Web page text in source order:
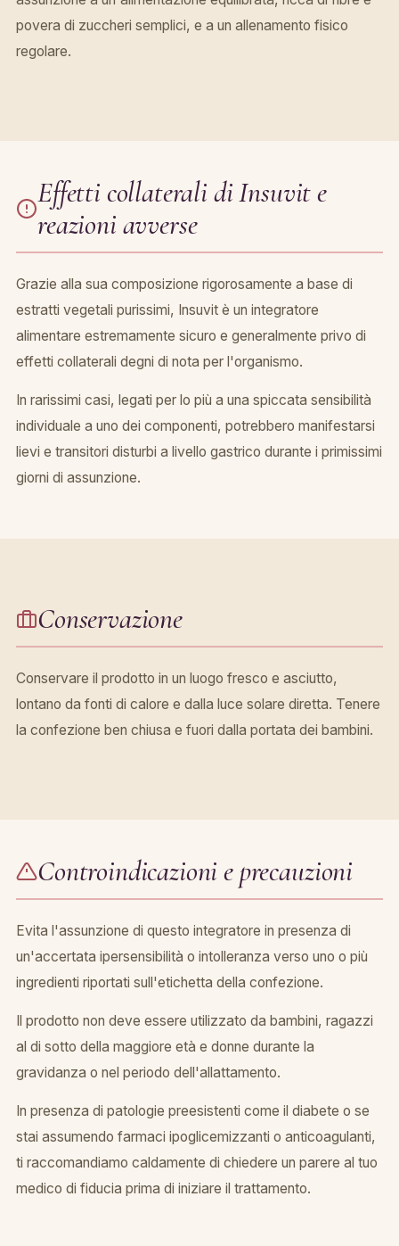
povera di zuccheri semplici, e a un allenamento fisico
regolare.
Effetti collaterali di Insuvit e
reazioni avverse
Grazie alla sua composizione rigorosamente a base di
estratti vegetali purissimi, Insuvit è un integratore
alimentare estremamente sicuro e generalmente privo di
effetti collaterali degni di nota per l'organismo.
In rarissimi casi, legati per lo più a una spiccata sensibilità
individuale a uno dei componenti, potrebbero manifestarsi
lievi e transitori disturbi a livello gastrico durante i primissimi
giorni di assunzione.
Conservazione
Conservare il prodotto in un luogo fresco e asciutto,
lontano da fonti di calore e dalla luce solare diretta. Tenere
la confezione ben chiusa e fuori dalla portata dei bambini.
Controindicazioni e precauzioni
Evita l'assunzione di questo integratore in presenza di
un'accertata ipersensibilità o intolleranza verso uno o più
ingredienti riportati sull'etichetta della confezione.
Il prodotto non deve essere utilizzato da bambini, ragazzi
al di sotto della maggiore età e donne durante la
gravidanza o nel periodo dell'allattamento.
In presenza di patologie preesistenti come il diabete o se
stai assumendo farmaci ipoglicemizzanti o anticoagulanti,
ti raccomandiamo caldamente di chiedere un parere al tuo
medico di fiducia prima di iniziare il trattamento.